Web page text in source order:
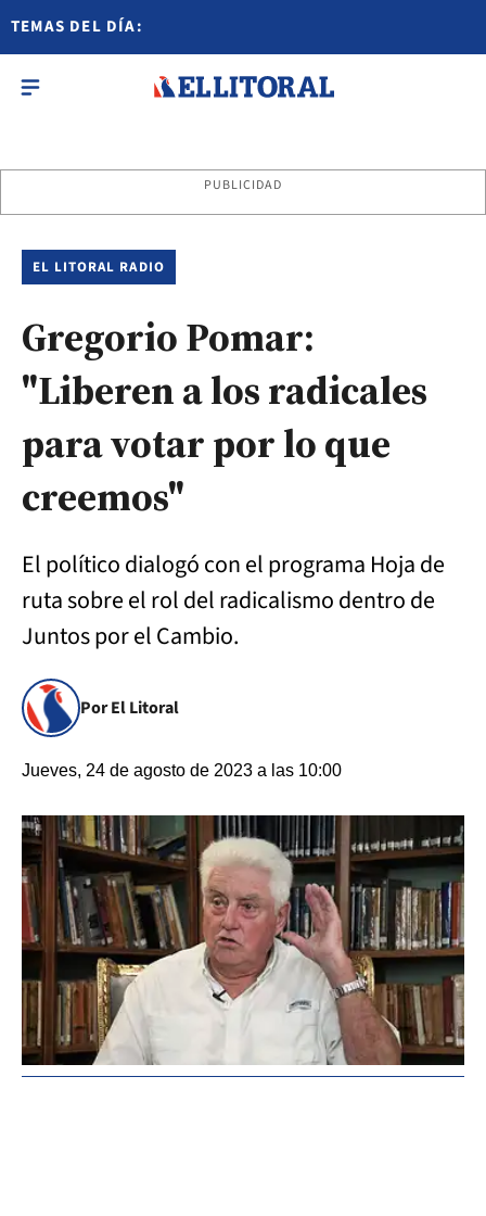
TEMAS DEL DÍA:
PUBLICIDAD
EL LITORAL RADIO
Gregorio Pomar:
"Liberen a los radicales
para votar por lo que
creemos"
El político dialogó con el programa Hoja de
ruta sobre el rol del radicalismo dentro de
Juntos por el Cambio.
Por El Litoral
Jueves, 24 de agosto de 2023 a las 10:00